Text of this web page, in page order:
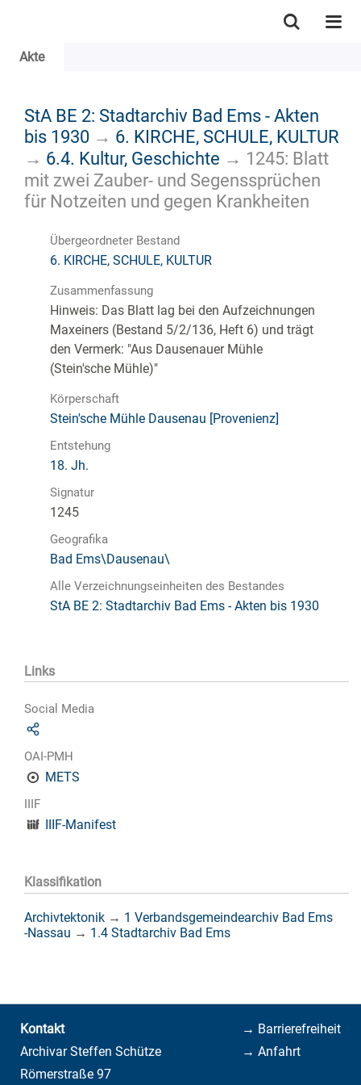
Akte
StA BE 2: Stadtarchiv Bad Ems - Akten
bis 1930 → 6. KIRCHE, SCHULE, KULTUR
→ 6.4. Kultur, Geschichte → 1245: Blatt
mit zwei Zauber- und Segenssprüchen
für Notzeiten und gegen Krankheiten
Übergeordneter Bestand
6. KIRCHE, SCHULE, KULTUR
Zusammenfassung
Hinweis: Das Blatt lag bei den Aufzeichnungen
Maxeiners (Bestand 5/2/136, Heft 6) und trägt
den Vermerk: "Aus Dausenauer Mühle
(Stein'sche Mühle)"
Körperschaft
Stein'sche Mühle Dausenau [Provenienz]
Entstehung
18. Jh.
Signatur
1245
Geografika
Bad Ems\Dausenau\
Alle Verzeichnungseinheiten des Bestandes
StA BE 2: Stadtarchiv Bad Ems - Akten bis 1930
Links
Social Media
OAI-PMH
METS
IIIF
IIIF-Manifest
Klassifikation
Archivtektonik → 1 Verbandsgemeindearchiv Bad Ems
-Nassau → 1.4 Stadtarchiv Bad Ems
→ Barrierefreiheit
→ Anfahrt
Kontakt
Archivar Steffen Schütze
Römerstraße 97